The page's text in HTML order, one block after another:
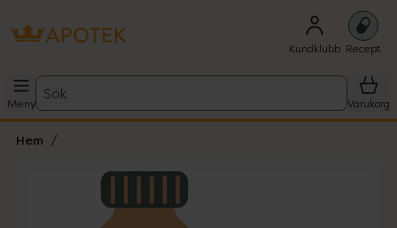
Kundklubb Recept
Meny
Sök
Varukorg
Hem
Lista: . Innehåller 1 objekt.